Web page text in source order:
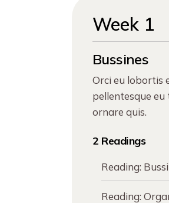
Week 1
Bussines
Orci eu lobortis
pellentesque
ornare quis.
2 Readings
Reading:
Reading: